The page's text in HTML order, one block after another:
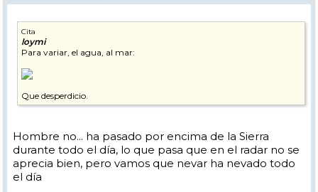
Cita
loymi
Para variar, el agua, al mar:
Que desperdicio.
Hombre no... ha pasado por encima de la Sierra
durante todo el día, lo que pasa que en el radar no se
aprecia bien, pero vamos que nevar ha nevado todo
el día